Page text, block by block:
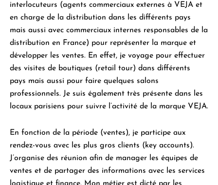
interlocuteurs (agents commerciaux externes à VEJA et
en charge de la distribution dans les différents pays
mais aussi avec commerciaux internes responsables de la
distribution en France) pour représenter la marque et
développer les ventes. En effet, je voyage pour effectuer
des visites de boutiques (retail tour) dans différents
pays mais aussi pour faire quelques salons
professionnels. Je suis également très présente dans les
locaux parisiens pour suivre l’activité de la marque VEJA.
En fonction de la période (ventes), je participe aux
rendez-vous avec les plus gros clients (key accounts).
J’organise des réunion afin de manager les équipes de
ventes et de partager des informations avec les services